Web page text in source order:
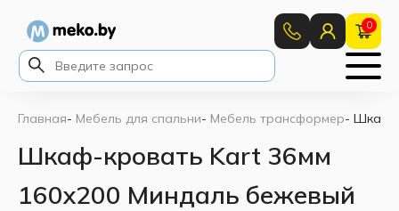
0
Главная- Мебель для спальни- Мебель трансформер- Шкаф-
Шкаф-кровать Kart 36мм
160x200 Миндаль бежевый